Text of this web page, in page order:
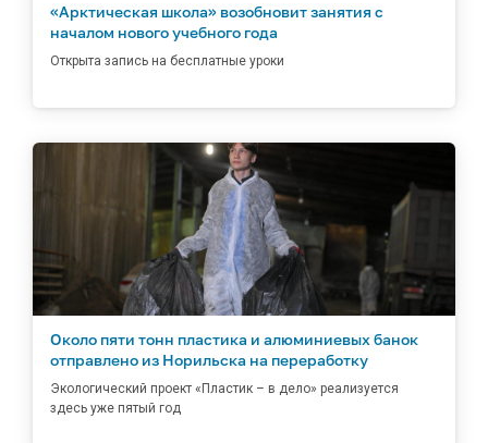
«Арктическая школа» возобновит занятия с
началом нового учебного года
Открыта запись на бесплатные уроки
Около пяти тонн пластика и алюминиевых банок
отправлено из Норильска на переработку
Экологический проект «Пластик – в дело» реализуется
здесь уже пятый год